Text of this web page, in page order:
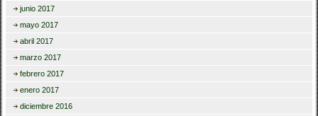
junio 2017
mayo 2017
abril 2017
marzo 2017
febrero 2017
enero 2017
diciembre 2016